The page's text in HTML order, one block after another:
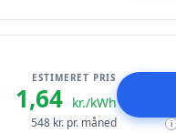
ESTIMERET PRIS
1,64 kr./kWh
548 kr. pr. måned i